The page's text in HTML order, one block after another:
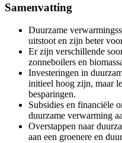
Samenvatting
Duurzame
uitstoot en zijn beter
Er zijn verschillende
zonneboilers en
Investeringen in
initieel hoog zijn, maar
besparingen.
Subsidies en financiële
duurzame verwarming
Overstappen naar
aan een groenere en